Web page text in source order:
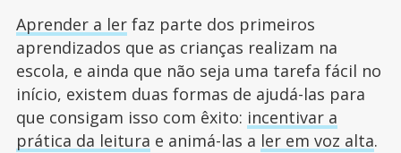
Aprender a lerfaz parte dos primeiros
aprendizados que as crianças realizam na
escola, e ainda que não seja uma tarefa fácil no
início, existem duas formas de ajudá-las para
que consigam isso com êxito: incentivar a
prática da leitura e animá-las a ler em voz alta.